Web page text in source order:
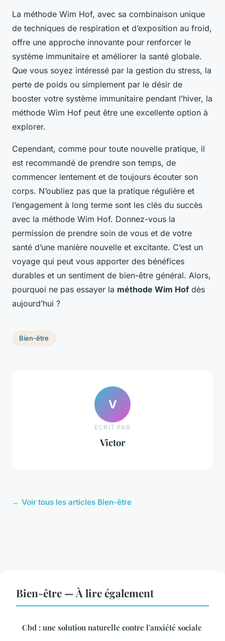
La méthode Wim Hof, avec sa combinaison unique
de techniques de respiration et d’exposition au froid,
offre une approche innovante pour renforcer le
système immunitaire et améliorer la santé globale.
Que vous soyez intéressé par la gestion du stress, la
perte de poids ou simplement par le désir de
booster votre système immunitaire pendant l’hiver, la
méthode Wim Hof peut être une excellente option à
explorer.
Cependant, comme pour toute nouvelle pratique, il
est recommandé de prendre son temps, de
commencer lentement et de toujours écouter son
corps. N’oubliez pas que la pratique régulière et
l’engagement à long terme sont les clés du succès
avec la méthode Wim Hof. Donnez-vous la
permission de prendre soin de vous et de votre
santé d’une manière nouvelle et excitante. C’est un
voyage qui peut vous apporter des bénéfices
durables et un sentiment de bien-être général. Alors,
pourquoi ne pas essayer la méthode Wim Hof dès
aujourd’hui ?
Bien-être
V
ECRIT PAR
Victor
← Voir tous les articles Bien-être
Bien-être — À lire également
Cbd : une solution naturelle contre l'anxiété sociale